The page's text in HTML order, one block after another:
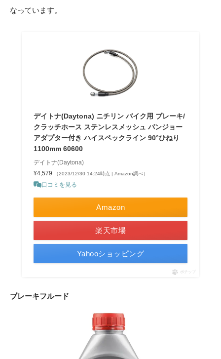
なっています。
デイトナ(Daytona) ニチリン バイク用 ブレーキ/
クラッチホース ステンレスメッシュ バンジョー
アダプター付き ハイスペックライン 90°ひねり
1100mm 60600
デイトナ(Daytona)
¥4,579
（2023/12/30 14:24時点 | Amazon調べ）
口コミを見る
Amazon
楽天市場
Yahooショッピング
ポチップ
ブレーキフルード